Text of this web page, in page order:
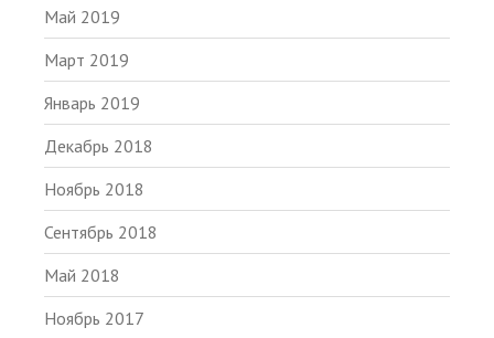
Май 2019
Март 2019
Январь 2019
Декабрь 2018
Ноябрь 2018
Сентябрь 2018
Май 2018
Ноябрь 2017